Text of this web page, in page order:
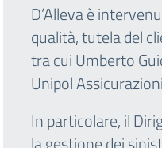
D’Alleva è
qualità, tutela del
tra cui Umberto
Unipol
In particolare, il